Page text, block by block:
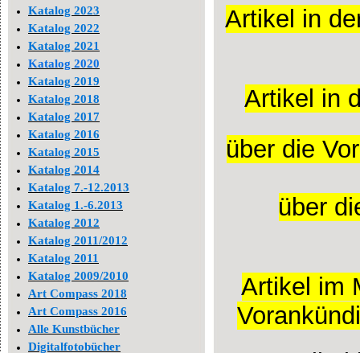
Katalog 2023
Katalog 2022
Katalog 2021
Katalog 2020
Katalog 2019
Katalog 2018
Katalog 2017
Katalog 2016
Katalog 2015
Katalog 2014
Katalog 7.-12.2013
Katalog 1.-6.2013
Katalog 2012
Katalog 2011/2012
Katalog 2011
Katalog 2009/2010
Art Compass 2018
Art Compass 2016
Alle Kunstbücher
Digitalfotobücher
Artikel in
Artikel in
über die
über
Artikel im